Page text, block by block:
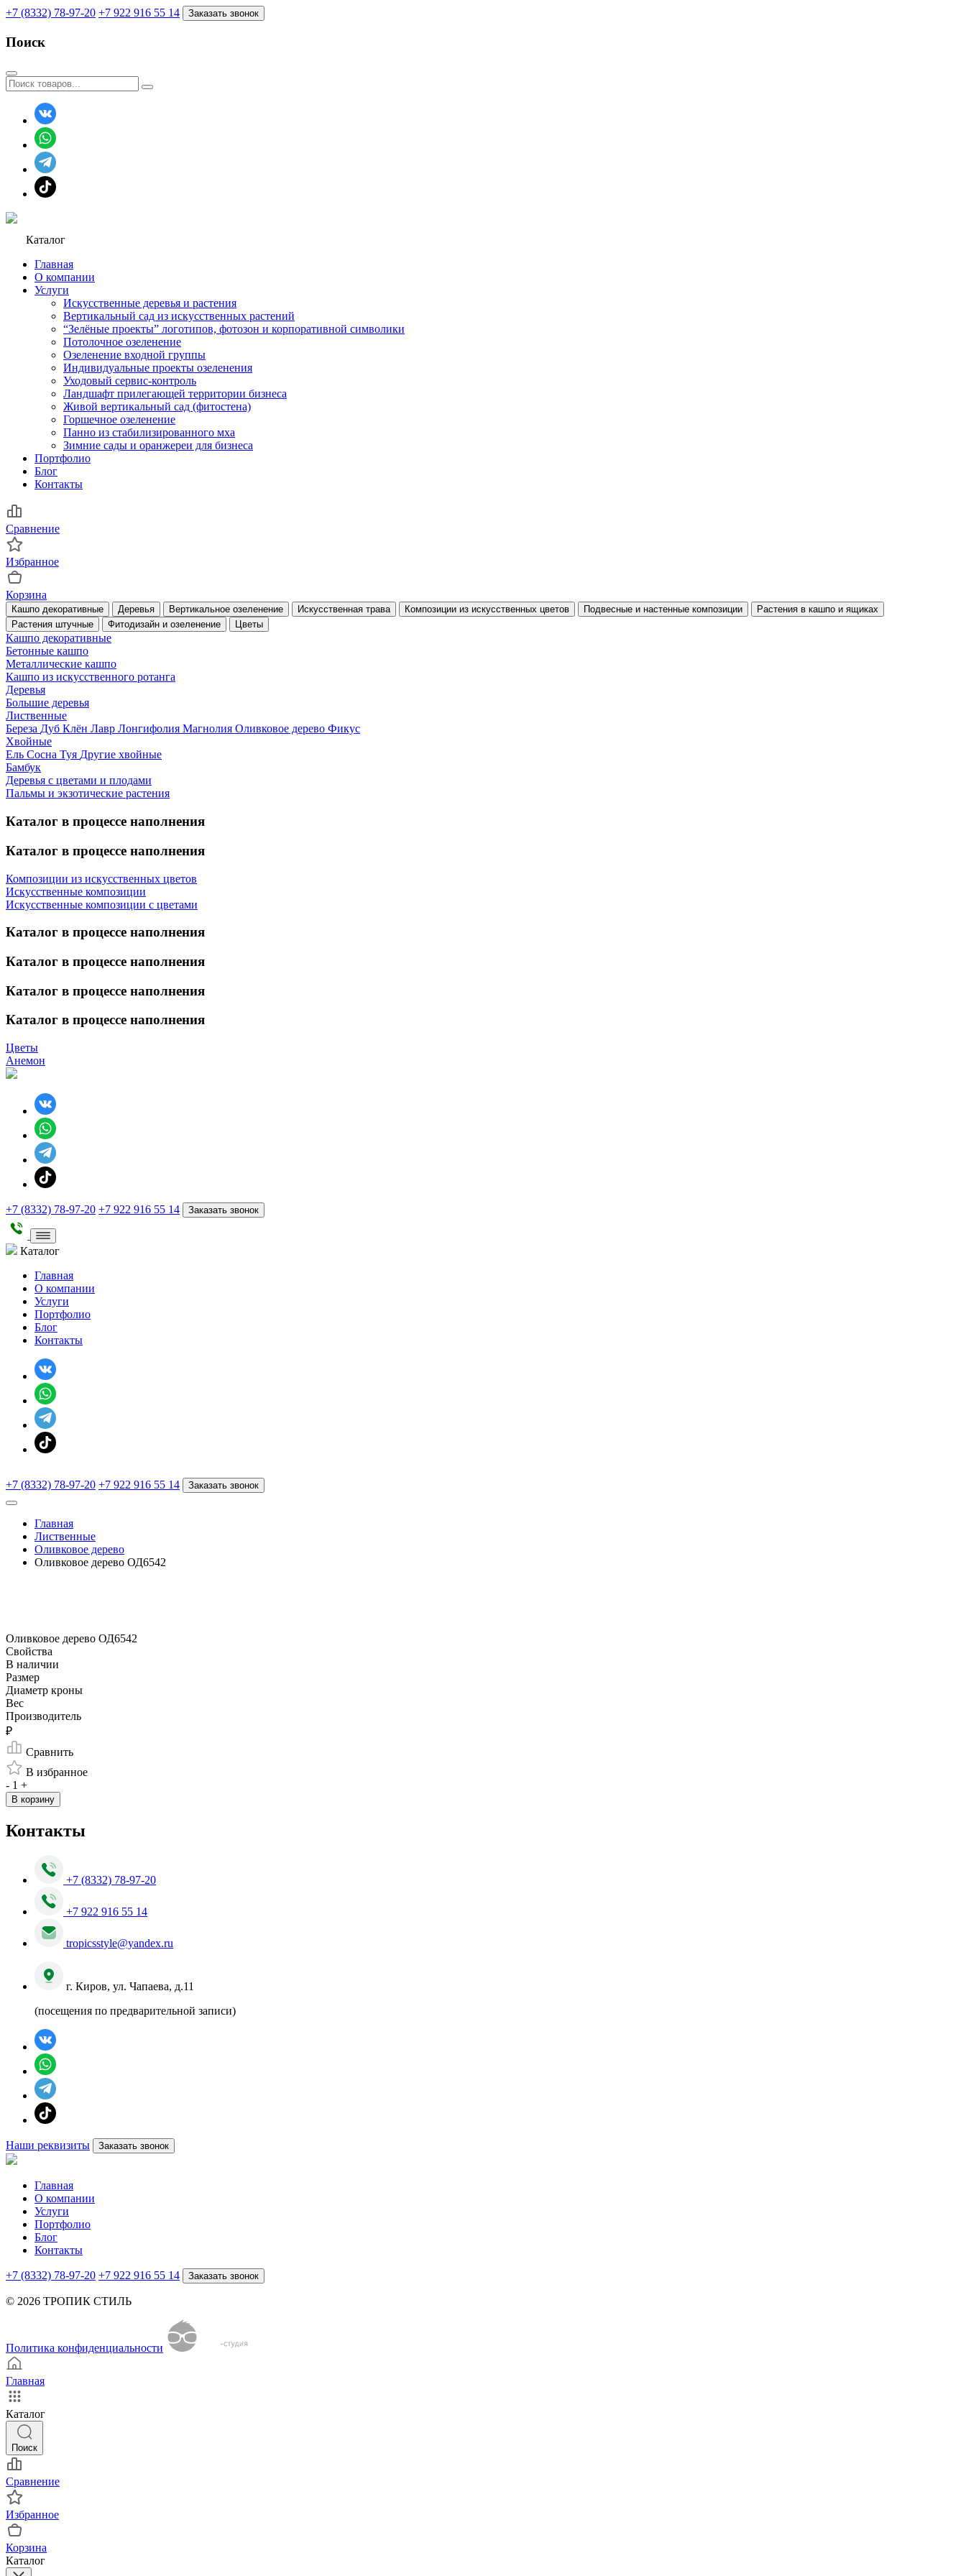
+7 (8332) 78-97-20 +7 922 916 55 14 Заказать звонок
Поиск
Каталог
Главная
О компании
Услуги
Искусственные деревья и растения
Вертикальный сад из искусственных растений
“Зелёные проекты” логотипов, фотозон и корпоративной символики
Потолочное озеленение
Озеленение входной группы
Индивидуальные проекты озеленения
Уходовый сервис-контроль
Ландшафт прилегающей территории бизнеса
Живой вертикальный сад (фитостена)
Горшечное озеленение
Панно из стабилизированного мха
Зимние сады и оранжереи для бизнеса
Портфолио
Блог
Контакты
Сравнение
Избранное
Корзина
Кашпо декоративные Деревья Вертикальное озеленение Искусственная трава Композиции из искусственных цветов Подвесные и настенные композиции
Растения в кашпо и ящиках
Растения штучные
Фитодизайн и озеленение Цветы
Кашпо декоративные
Бетонные кашпо
Металлические кашпо
Кашпо из искусственного ротанга
Деревья
Большие деревья
Лиственные
Береза Дуб Клён Лавр Лонгифолия Магнолия Оливковое дерево Фикус
Хвойные
Ель Сосна Туя Другие хвойные
Бамбук
Деревья с цветами и плодами
Пальмы и экзотические растения
Каталог в процессе наполнения
Каталог в процессе наполнения
Композиции из искусственных цветов
Искусственные композиции
Искусственные композиции с цветами
Каталог в процессе наполнения
Каталог в процессе наполнения
Каталог в процессе наполнения
Каталог в процессе наполнения
Цветы
Анемон
+7 (8332) 78-97-20 +7 922 916 55 14 Заказать звонок
Каталог
Главная
О компании
Услуги
Портфолио
Блог
Контакты
+7 (8332) 78-97-20 +7 922 916 55 14 Заказать звонок
Главная
Лиственные
Оливковое дерево
Оливковое дерево ОД6542
Оливковое дерево ОД6542
Свойства
В наличии
Размер
Диаметр кроны
Вес
Производитель
₽
Сравнить
В избранное
- 1 +
В корзину
Контакты
+7 (8332) 78-97-20
+7 922 916 55 14
tropicsstyle@yandex.ru
г. Киров, ул. Чапаева, д.11
(посещения по предварительной записи)
Наши реквизиты Заказать звонок
Главная
О компании
Услуги
Портфолио
Блог
Контакты
+7 (8332) 78-97-20 +7 922 916 55 14 Заказать звонок
© 2026 ТРОПИК СТИЛЬ
Политика конфиденциальности
Главная
Каталог
Поиск
Сравнение
Избранное
Корзина
Каталог